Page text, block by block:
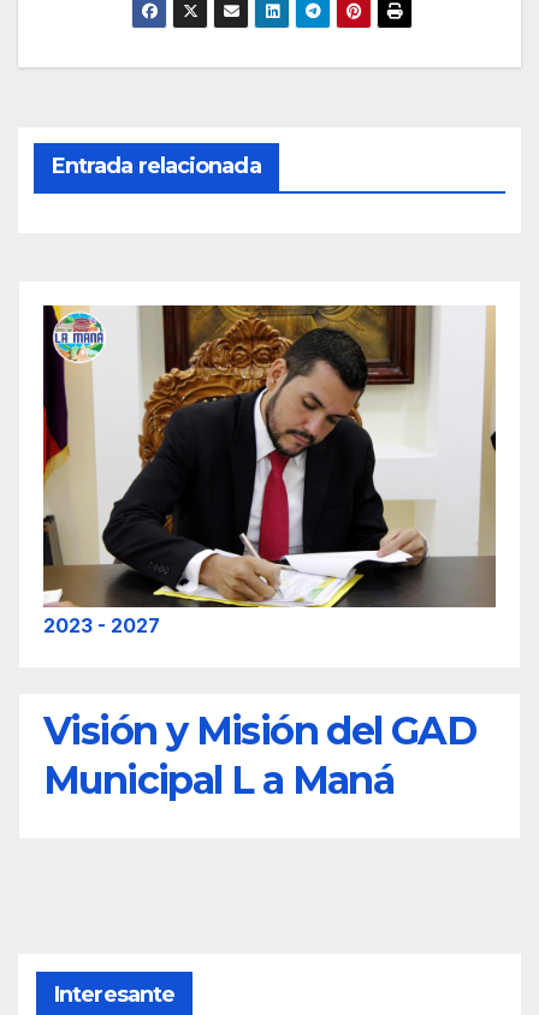
Entrada relacionada
2023 - 2027
Visión y Misión del GAD
Municipal L a Maná
Interesante